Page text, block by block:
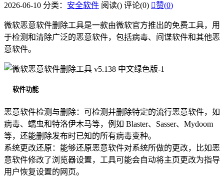
2026-06-10 分类： 安全软件 阅读() 评论(0) 赞(0)
微软恶意软件删除工具是一款由微软官方推出的免费工具，用
于检测和清除广泛的恶意软件，包括病毒、间谍软件和其他恶
意软件。
软件功能
恶意软件检测与删除：可检测并删除特定的流行恶意软件，如
病毒、蠕虫和特洛伊木马等，例如 Blaster、Sasser、Mydoom
等，还能删除发布时已知的所有病毒变种。
系统更改还原：能够还原恶意软件对系统所做的更改，比如恶
意软件修改了浏览器设置，工具可能会自动将主页更改为指导
用户恢复设置的网页。